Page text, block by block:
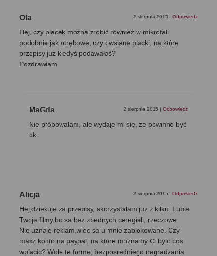
Ola 2 sierpnia 2015 | Odpowiedz
Hej, czy placek można zrobić również w mikrofali
podobnie jak otrębowe, czy owsiane placki, na które
przepisy już kiedyś podawałaś?
Pozdrawiam
MaGda 2 sierpnia 2015 | Odpowiedz
Nie próbowałam, ale wydaje mi się, że powinno być
ok.
Alicja 2 sierpnia 2015 | Odpowiedz
Hej,dziekuje za przepisy, skorzystalam juz z kilku. Lubie
Twoje filmy,bo sa bez zbednych ceregieli, rzeczowe.
Nie uznaje reklam,wiec sa u mnie zablokowane. Czy
masz konto na paypal, na ktore mozna by Ci bylo cos
wplacic? Wole te forme, bezposredniego nagradzania